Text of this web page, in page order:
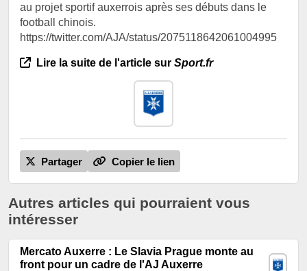
au projet sportif auxerrois après ses débuts dans le
football chinois.
https://twitter.com/AJA/status/2075118642061004995
Lire la suite de l'article sur Sport.fr
Partager Copier le lien
Autres articles qui pourraient vous
intéresser
Mercato Auxerre : Le Slavia Prague monte au
front pour un cadre de l'AJ Auxerre